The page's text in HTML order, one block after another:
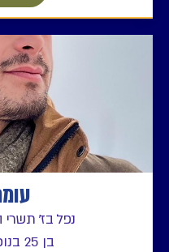
נפל בז'
בן 25 בנופלו